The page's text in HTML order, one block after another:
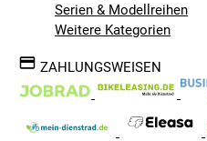
Serien & Modellreihen
Weitere Kategorien
ZAHLUNGSWEISEN